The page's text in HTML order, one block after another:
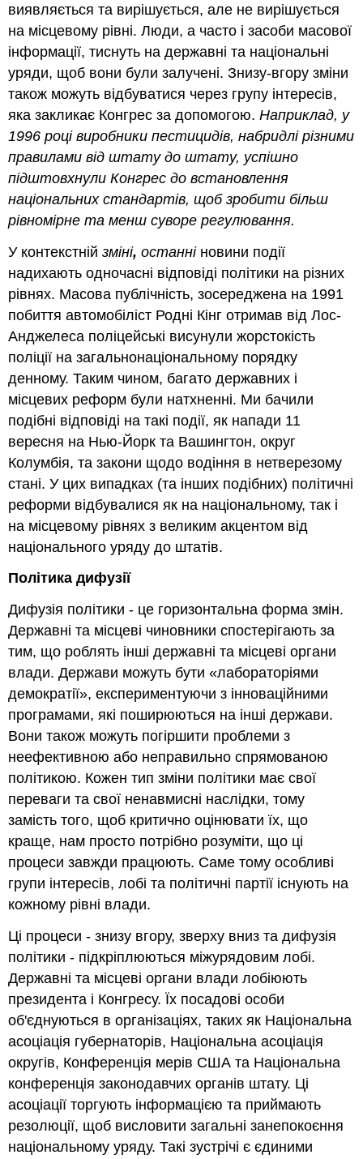
виявляється та вирішується, але не вирішується
на місцевому рівні. Люди, а часто і засоби масової
інформації, тиснуть на державні та національні
уряди, щоб вони були залучені. Знизу-вгору зміни
також можуть відбуватися через групу інтересів,
яка закликає Конгрес за допомогою.Наприклад, у
1996 році виробники пестицидів, набридлі різними
правилами від штату до штату, успішно
підштовхнули Конгрес до встановлення
національних стандартів, щоб зробити більш
рівномірне та менш суворе регулювання.
У контекстнійзміні, останніновини події
надихають одночасні відповіді політики на різних
рівнях. Масова публічність, зосереджена на 1991
побиття автомобіліст Родні Кінг отримав від Лос-
Анджелеса поліцейські висунули жорстокість
поліції на загальнонаціональному порядку
денному. Таким чином, багато державних і
місцевих реформ були натхненні. Ми бачили
подібні відповіді на такі події, як напади 11
вересня на Нью-Йорк та Вашингтон, округ
Колумбія, та закони щодо водіння в нетверезому
стані. У цих випадках (та інших подібних) політичні
реформи відбувалися як на національному, так і
на місцевому рівнях з великим акцентом від
національного уряду до штатів.
Політика дифузії
Дифузія політики - це горизонтальна форма змін.
Державні та місцеві чиновники спостерігають за
тим, що роблять інші державні та місцеві органи
влади. Держави можуть бути «лабораторіями
демократії», експериментуючи з інноваційними
програмами, які поширюються на інші держави.
Вони також можуть погіршити проблеми з
неефективною або неправильно спрямованою
політикою. Кожен тип зміни політики має свої
переваги та свої ненавмисні наслідки, тому
замість того, щоб критично оцінювати їх, що
краще, нам просто потрібно розуміти, що ці
процеси завжди працюють. Саме тому особливі
групи інтересів, лобі та політичні партії існують на
кожному рівні влади.
Ці процеси - знизу вгору, зверху вниз та дифузія
політики - підкріплюються міжурядовим лобі.
Державні та місцеві органи влади лобіюють
президента і Конгресу. Їх посадові особи
об'єднуються в організаціях, таких як Національна
асоціація губернаторів, Національна асоціація
округів, Конференція мерів США та Національна
конференція законодавчих органів штату. Ці
асоціації торгують інформацією та приймають
резолюції, щоб висловити загальні занепокоєння
національному уряду. Такі зустрічі є єдиними